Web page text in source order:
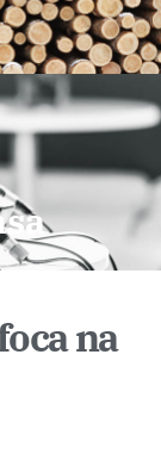
na